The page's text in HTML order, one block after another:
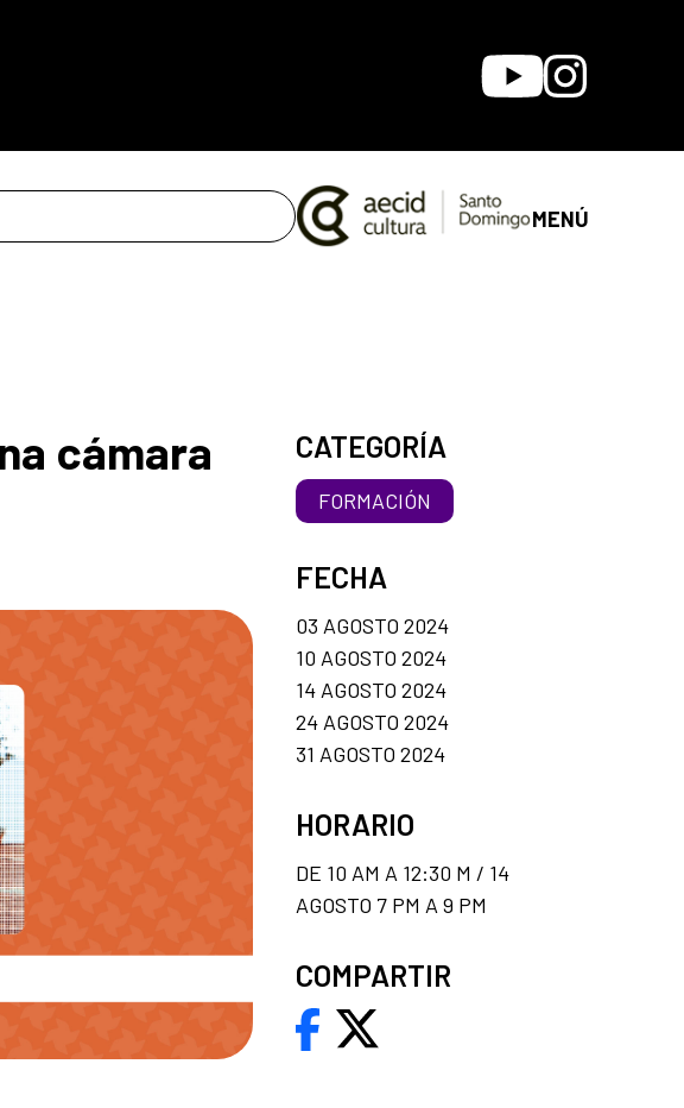
YoutubeInstagram
MENÚ
cámara
CATEGORÍA
FORMACIÓN
FECHA
03 AGOSTO 2024
10 AGOSTO 2024
14 AGOSTO 2024
24 AGOSTO 2024
31 AGOSTO 2024
HORARIO
DE 10 AM A 12:30 M / 14
AGOSTO 7 PM A 9 PM
COMPARTIR